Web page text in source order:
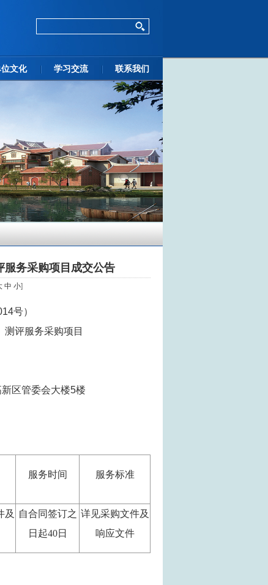
文化 学习交流 联系我们
服务采购项目成交公告
中 小]
号）
评服务采购项目
区管委会大楼5楼
服务时间 服务标准
及
自合同签订之
日起40日
详见采购文件及
响应文件